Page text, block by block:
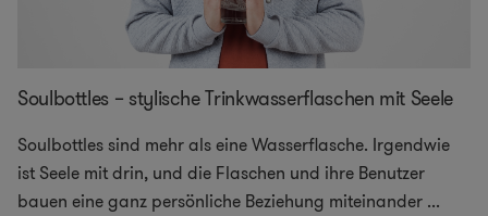
Soulbottles – stylische Trinkwasserflaschen mit Seele
Soulbottles sind mehr als eine Wasserflasche. Irgendwie
ist Seele mit drin, und die Flaschen und ihre Benutzer
bauen eine ganz persönliche Beziehung miteinander ...